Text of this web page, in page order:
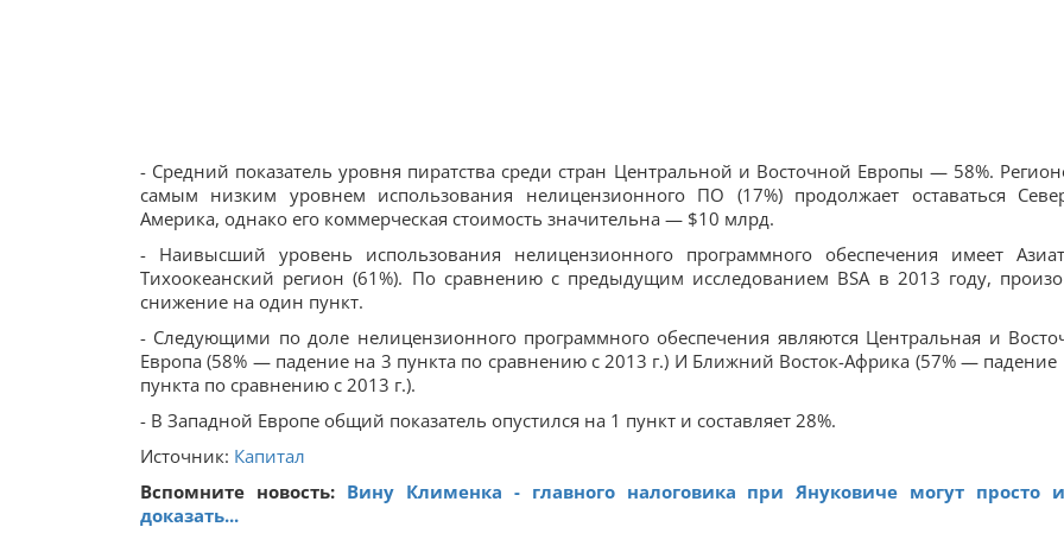
- Средний показатель уровня пиратства среди стран Центральной и Восточной Европы — 58%.
самым низким уровнем использования нелицензионного ПО (17%) продолжает оставаться
Америка, однако его коммерческая стоимость значительна — $10 млрд.
- Наивысший уровень использования нелицензионного программного обеспечения имеет
Тихоокеанский регион (61%). По сравнению с предыдущим исследованием BSA в 2013 году,
снижение на один пункт.
- Следующими по доле нелицензионного программного обеспечения являются Центральная и
Европа (58% — падение на 3 пункта по сравнению с 2013 г.) И Ближний Восток-Африка (57% — падение
пункта по сравнению с 2013 г.).
- В Западной Европе общий показатель опустился на 1 пункт и составляет 28%.
Источник: Капитал
Вспомните новость: Вину Клименка - главного налоговика при Януковиче могут просто
доказать...